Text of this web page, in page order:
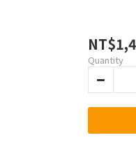
Quantity